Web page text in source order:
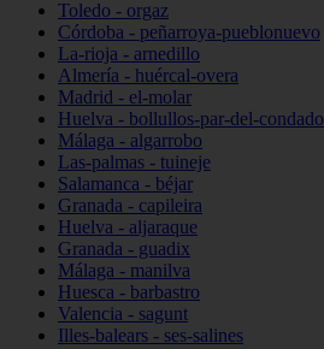
Toledo - orgaz
Córdoba - peñarroya-pueblonuevo
La-rioja - arnedillo
Almería - huércal-overa
Madrid - el-molar
Huelva - bollullos-par-del-condado
Málaga - algarrobo
Las-palmas - tuineje
Salamanca - béjar
Granada - capileira
Huelva - aljaraque
Granada - guadix
Málaga - manilva
Huesca - barbastro
Valencia - sagunt
Illes-balears - ses-salines